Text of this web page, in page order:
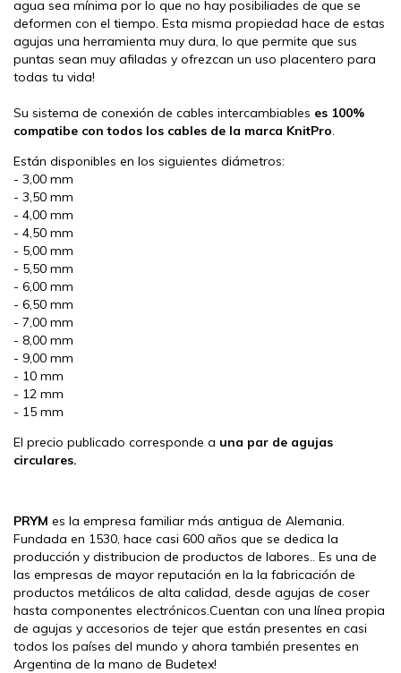
agua sea mínima por lo que no hay posibiliades de que se
deformen con el tiempo. Esta misma propiedad hace de estas
agujas una herramienta muy dura, lo que permite que sus
puntas sean muy afiladas y ofrezcan un uso placentero para
todas tu vida!
Su sistema de conexión de cables intercambiables es 100%
compatibe con todos los cables de la marca KnitPro.
Están disponibles en los siguientes diámetros:
- 3,00 mm
- 3,50 mm
- 4,00 mm
- 4,50 mm
- 5,00 mm
- 5,50 mm
- 6,00 mm
- 6,50 mm
- 7,00 mm
- 8,00 mm
- 9,00 mm
- 10 mm
- 12 mm
- 15 mm
El precio publicado corresponde a una par de agujas
circulares.
PRYM es la empresa familiar más antigua de Alemania.
Fundada en 1530, hace casi 600 años que se dedica la
producción y distribucion de productos de labores.. Es una de
las empresas de mayor reputación en la la fabricación de
productos metálicos de alta calidad, desde agujas de coser
hasta componentes electrónicos.Cuentan con una línea propia
de agujas y accesorios de tejer que están presentes en casi
todos los países del mundo y ahora también presentes en
Argentina de la mano de Budetex!